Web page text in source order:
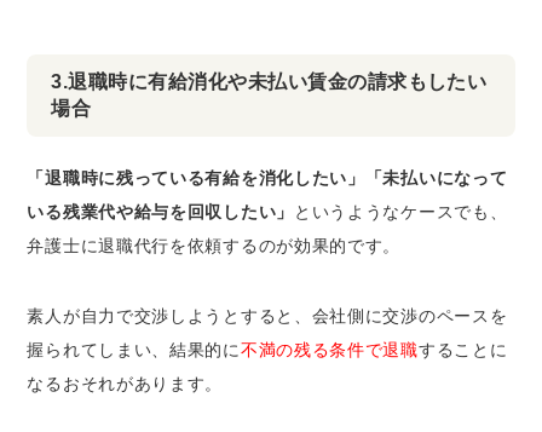
3.退職時に有給消化や未払い賃金の請求もしたい
場合
「退職時に残っている有給を消化したい」「未払いになって
いる残業代や給与を回収したい」
というようなケースでも、
弁護士に退職代行を依頼するのが効果的です。
素人が自力で交渉しようとすると、会社側に交渉のペースを
握られてしまい、結果的に不満の残る条件で退職することに
なるおそれがあります。